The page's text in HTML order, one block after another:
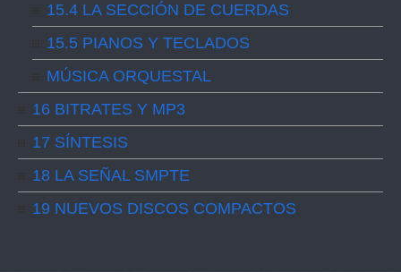
15.4 LA SECCIÓN DE CUERDAS
15.5 PIANOS Y TECLADOS
MÚSICA ORQUESTAL
16 BITRATES Y MP3
17 SÍNTESIS
18 LA SEÑAL SMPTE
19 NUEVOS DISCOS COMPACTOS